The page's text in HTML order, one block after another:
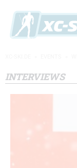
INTERVIEWS